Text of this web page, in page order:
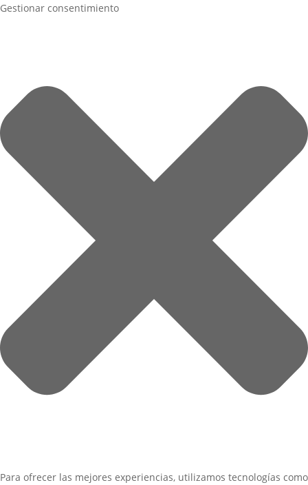
Gestionar consentimiento
Para ofrecer las mejores experiencias, utilizamos tecnologías como